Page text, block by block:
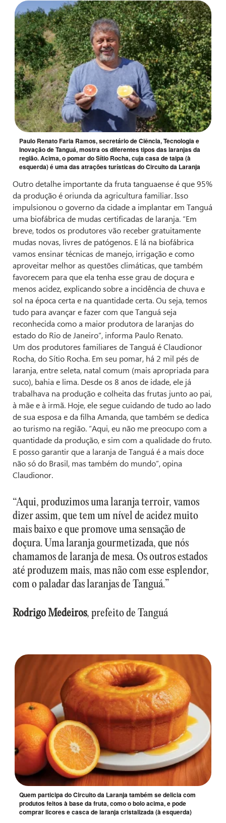
Paulo Renato Faria Ramos, secretário de Ciência, Tecnologia e
Inovação de Tanguá, mostra os diferentes tipos das laranjas da
região. Acima, o pomar do Sítio Rocha, cuja casa de taipa (à
esquerda) é uma das atrações turísticas do Circuito da Laranja
Outro detalhe importante da fruta tanguaense é que 95%
da produção é oriunda da agricultura familiar. Isso
impulsionou o governo da cidade a implantar em Tanguá
uma biofábrica de mudas certificadas de laranja. “Em
breve, todos os produtores vão receber gratuitamente
mudas novas, livres de patógenos. E lá na biofábrica
vamos ensinar técnicas de manejo, irrigação e como
aproveitar melhor as questões climáticas, que também
favorecem para que ela tenha esse grau de doçura e
menos acidez, explicando sobre a incidência de chuva e
sol na época certa e na quantidade certa. Ou seja, temos
tudo para avançar e fazer com que Tanguá seja
reconhecida como a maior produtora de laranjas do
estado do Rio de Janeiro”, informa Paulo Renato.
Um dos produtores familiares de Tanguá é Claudionor
Rocha, do Sítio Rocha. Em seu pomar, há 2 mil pés de
laranja, entre seleta, natal comum (mais apropriada para
suco), bahia e lima. Desde os 8 anos de idade, ele já
trabalhava na produção e colheita das frutas junto ao pai,
à mãe e à irmã. Hoje, ele segue cuidando de tudo ao lado
de sua esposa e da filha Amanda, que também se dedica
ao turismo na região. “Aqui, eu não me preocupo com a
quantidade da produção, e sim com a qualidade do fruto.
E posso garantir que a laranja de Tanguá é a mais doce
não só do Brasil, mas também do mundo”, opina
Claudionor.
“Aqui, produzimos uma laranja terroir, vamos
dizer assim, que tem um nível de acidez muito
mais baixo e que promove uma sensação de
doçura. Uma laranja gourmetizada, que nós
chamamos de laranja de mesa. Os outros estados
até produzem mais, mas não com esse esplendor,
com o paladar das laranjas de Tanguá.”
Rodrigo Medeiros, prefeito de Tanguá
Quem participa do Circuito da Laranja também se delicia com
produtos feitos à base da fruta, como o bolo acima, e pode
comprar licores e casca de laranja cristalizada (à esquerda)